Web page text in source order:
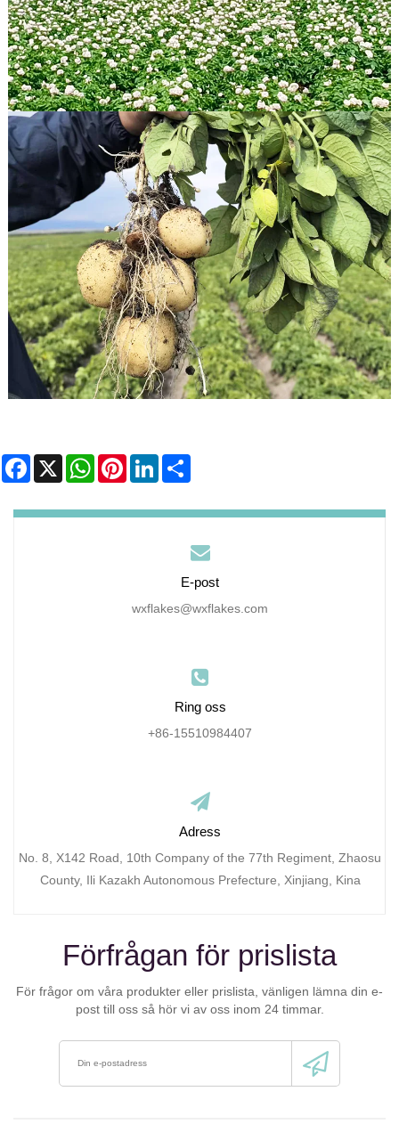
Facebook WhatsAppPinterest LinkedIn
E-post
wxflakes@wxflakes.com
Ring oss
+86-15510984407
Adress
No. 8, X142 Road, 10th Company of the 77th Regiment, Zhaosu
County, Ili Kazakh Autonomous Prefecture, Xinjiang, Kina
Förfrågan för prislista
För frågor om våra produkter eller prislista, vänligen lämna din e-
post till oss så hör vi av oss inom 24 timmar.